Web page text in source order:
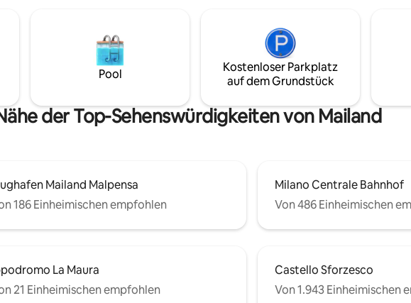
Pool
Kostenloser Parkplatz
auf dem Grundstück
der Top-Sehenswürdigkeiten von Mailand
Mailand Malpensa
186 Einheimischen empfohlen
Milano Centrale Bahnhof
Von 486 Einheimischen
La Maura
21 Einheimischen empfohlen
Castello Sforzesco
Von 1.943 Einheimischen